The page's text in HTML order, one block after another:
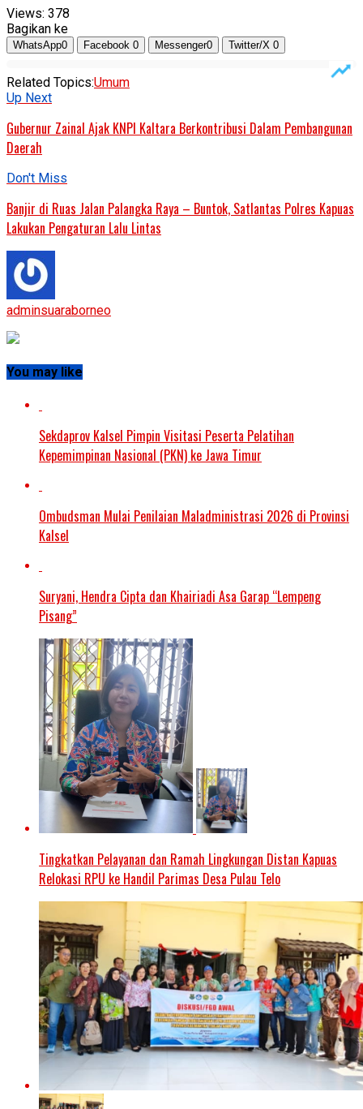
Views: 378
Bagikan ke
WhatsApp0 Facebook 0 Messenger0 Twitter/X 0
Related Topics:Umum
Up Next
Gubernur Zainal Ajak KNPI Kaltara Berkontribusi Dalam Pembangunan
Daerah
Don't Miss
Banjir di Ruas Jalan Palangka Raya – Buntok, Satlantas Polres Kapuas
Lakukan Pengaturan Lalu Lintas
adminsuaraborneo
You may like
Sekdaprov Kalsel Pimpin Visitasi Peserta Pelatihan
Kepemimpinan Nasional (PKN) ke Jawa Timur
Ombudsman Mulai Penilaian Maladministrasi 2026 di Provinsi
Kalsel
Suryani, Hendra Cipta dan Khairiadi Asa Garap “Lempeng
Pisang”
Tingkatkan Pelayanan dan Ramah Lingkungan Distan Kapuas
Relokasi RPU ke Handil Parimas Desa Pulau Telo